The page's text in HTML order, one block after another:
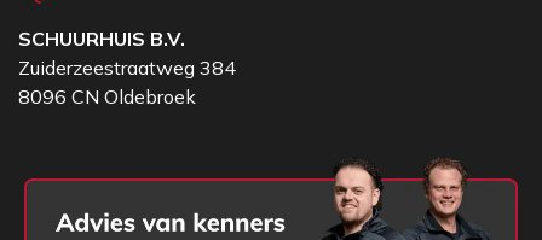
SCHUURHUIS B.V.
Zuiderzeestraatweg 384
8096 CN Oldebroek